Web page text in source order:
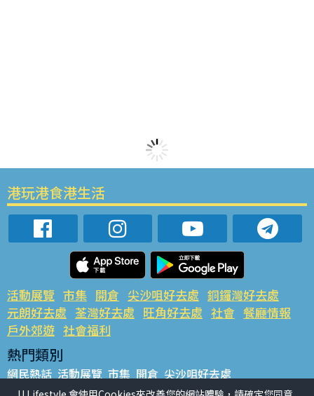
港玩港食港生活
活動展覽 市集 開倉 尖沙咀好去處 銅鑼灣好去處
元朗好去處 荃灣好去處 旺角好去處 社會 餐廳情報
戶外郊遊 社會福利
熱門類別
網民熱話 活動展覽 市集 開倉 尖沙咀好去處
銅鑼灣好去處 元朗好去處 荃灣好去處 旺角好去處 社會